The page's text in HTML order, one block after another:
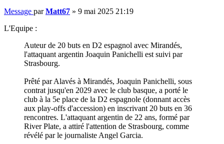
Message parMatt67 » 9 mai 2025 21:19
L'Equipe :
Auteur de 20 buts en D2 espagnol avec Mirandés,
l'attaquant argentin Joaquin Panichelli est suivi par
Strasbourg.
Prêté par Alavés à Mirandés, Joaquin Panichelli, sous
contrat jusqu'en 2029 avec le club basque, a porté le
club à la 5e place de la D2 espagnole (donnant accès
aux play-offs d'accession) en inscrivant 20 buts en 36
rencontres. L'attaquant argentin de 22 ans, formé par
River Plate, a attiré l'attention de Strasbourg, comme
révélé par le journaliste Angel Garcia.